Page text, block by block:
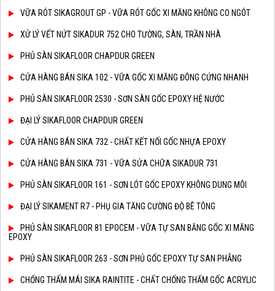
VỮA RÓT SIKAGROUT GP - VỮA RÓT GỐC XI MĂNG KHÔNG CO NGÓT
XỬ LÝ VẾT NỨT SIKADUR 752 CHO TƯỜNG, SÀN, TRẦN NHÀ
PHỦ SÀN SIKAFLOOR CHAPDUR GREEN
CỬA HÀNG BÁN SIKA 102 - VỮA GỐC XI MĂNG ĐÔNG CỨNG NHANH
PHỦ SÀN SIKAFLOOR 2530 - SƠN SÀN GỐC EPOXY HỆ NƯỚC
ĐẠI LÝ SIKAFLOOR CHAPDUR GREEN
CỬA HÀNG BÁN SIKA 732 - CHẤT KẾT NỐI GỐC NHỰA EPOXY
CỬA HÀNG BÁN SIKA 731 - VỮA SỬA CHỮA SIKADUR 731
PHỦ SÀN SIKAFLOOR 161 - SƠN LÓT GỐC EPOXY KHÔNG DUNG MÔI
ĐẠI LÝ SIKAMENT R7 - PHỤ GIA TĂNG CƯỜNG ĐỘ BÊ TÔNG
PHỦ SÀN SIKAFLOOR 81 EPOCEM - VỮA TỰ SAN BẰNG GỐC XI MĂNG
EPOXY
PHỦ SÀN SIKAFLOOR 263 - SƠN PHỦ GỐC EPOXY TỰ SAN PHẲNG
CHỐNG THẤM MÁI SIKA RAINTITE - CHẤT CHỐNG THẤM GỐC ACRYLIC